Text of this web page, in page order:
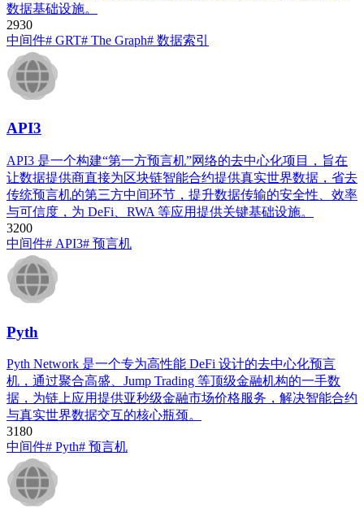
数据基础设施。
2930
中间件# GRT​​# ​The Graph​# 数据索引
API3​
API3 是一个构建“第一方预言机”网络的去中心化项目，旨在
让数据提供商直接为区块链智能合约提供真实世界数据，省去
传统预言机的第三方中间环节，提升数据传输的安全性、效率
与可信度，为 DeFi、RWA 等应用提供关键基础设施。
3200
中间件# API3​# 预言机
Pyth
Pyth Network 是一个专为高性能 DeFi 设计的去中心化预言
机，通过聚合高盛、Jump Trading 等顶级金融机构的一手数
据，为链上应用提供亚秒级金融市场价格服务，解决智能合约
与真实世界数据交互的核心瓶颈。
3180
中间件# Pyth# 预言机